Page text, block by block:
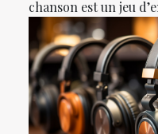
chanson est un jeu